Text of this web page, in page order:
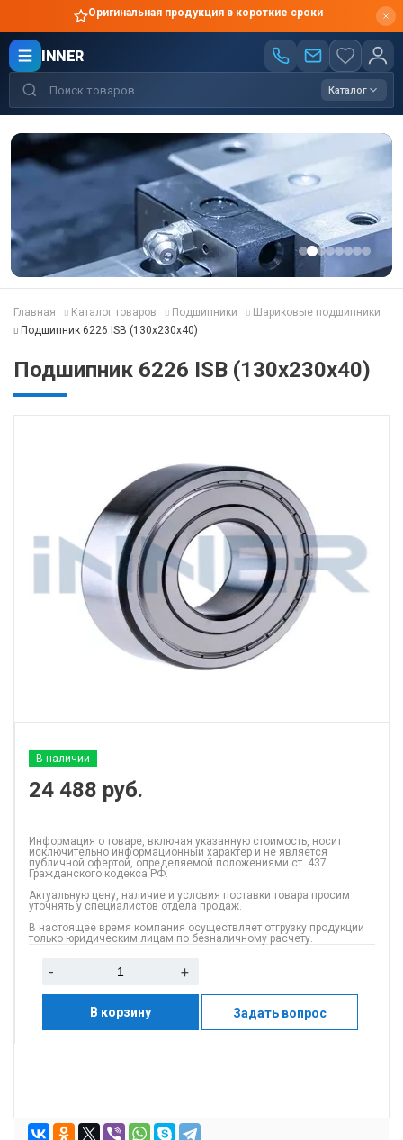
Оригинальная продукция в короткие сроки
INNER
Каталог
Главная Каталог товаров Подшипники
Шариковые подшипники
Подшипник 6226 ISB (130x230x40)
Подшипник 6226 ISB (130x230x40)
В наличии
24 488 руб.
Информация о товаре, включая указанную стоимость, носит
исключительно информационный характер и не является
публичной офертой, определяемой положениями ст. 437
Гражданского кодекса РФ.
Актуальную цену, наличие и условия поставки товара просим
уточнять у специалистов отдела продаж.
В настоящее время компания осуществляет отгрузку продукции
только юридическим лицам по безналичному расчету.
- +
В корзину Задать вопрос